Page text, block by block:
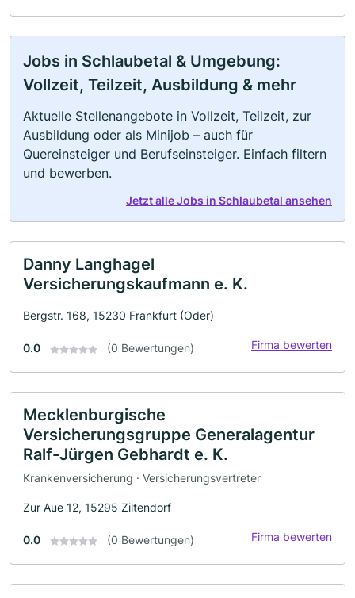
Jobs in Schlaubetal & Umgebung:
Vollzeit, Teilzeit, Ausbildung & mehr
Aktuelle Stellenangebote in Vollzeit, Teilzeit, zur
Ausbildung oder als Minijob – auch für
Quereinsteiger und Berufseinsteiger. Einfach filtern
und bewerben.
Jetzt alle Jobs in Schlaubetal ansehen
Danny Langhagel
Versicherungskaufmann e. K.
Bergstr. 168, 15230 Frankfurt (Oder)
0.0 (0 Bewertungen) Firma bewerten
Mecklenburgische
Versicherungsgruppe Generalagentur
Ralf-Jürgen Gebhardt e. K.
Krankenversicherung · Versicherungsvertreter
Zur Aue 12, 15295 Ziltendorf
0.0 (0 Bewertungen) Firma bewerten